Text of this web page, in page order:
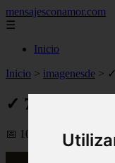
mensajesconamor.com
☰
Inicio
Inicio > imagenesde >
✓ 70 frases de
📅 10/09/2025